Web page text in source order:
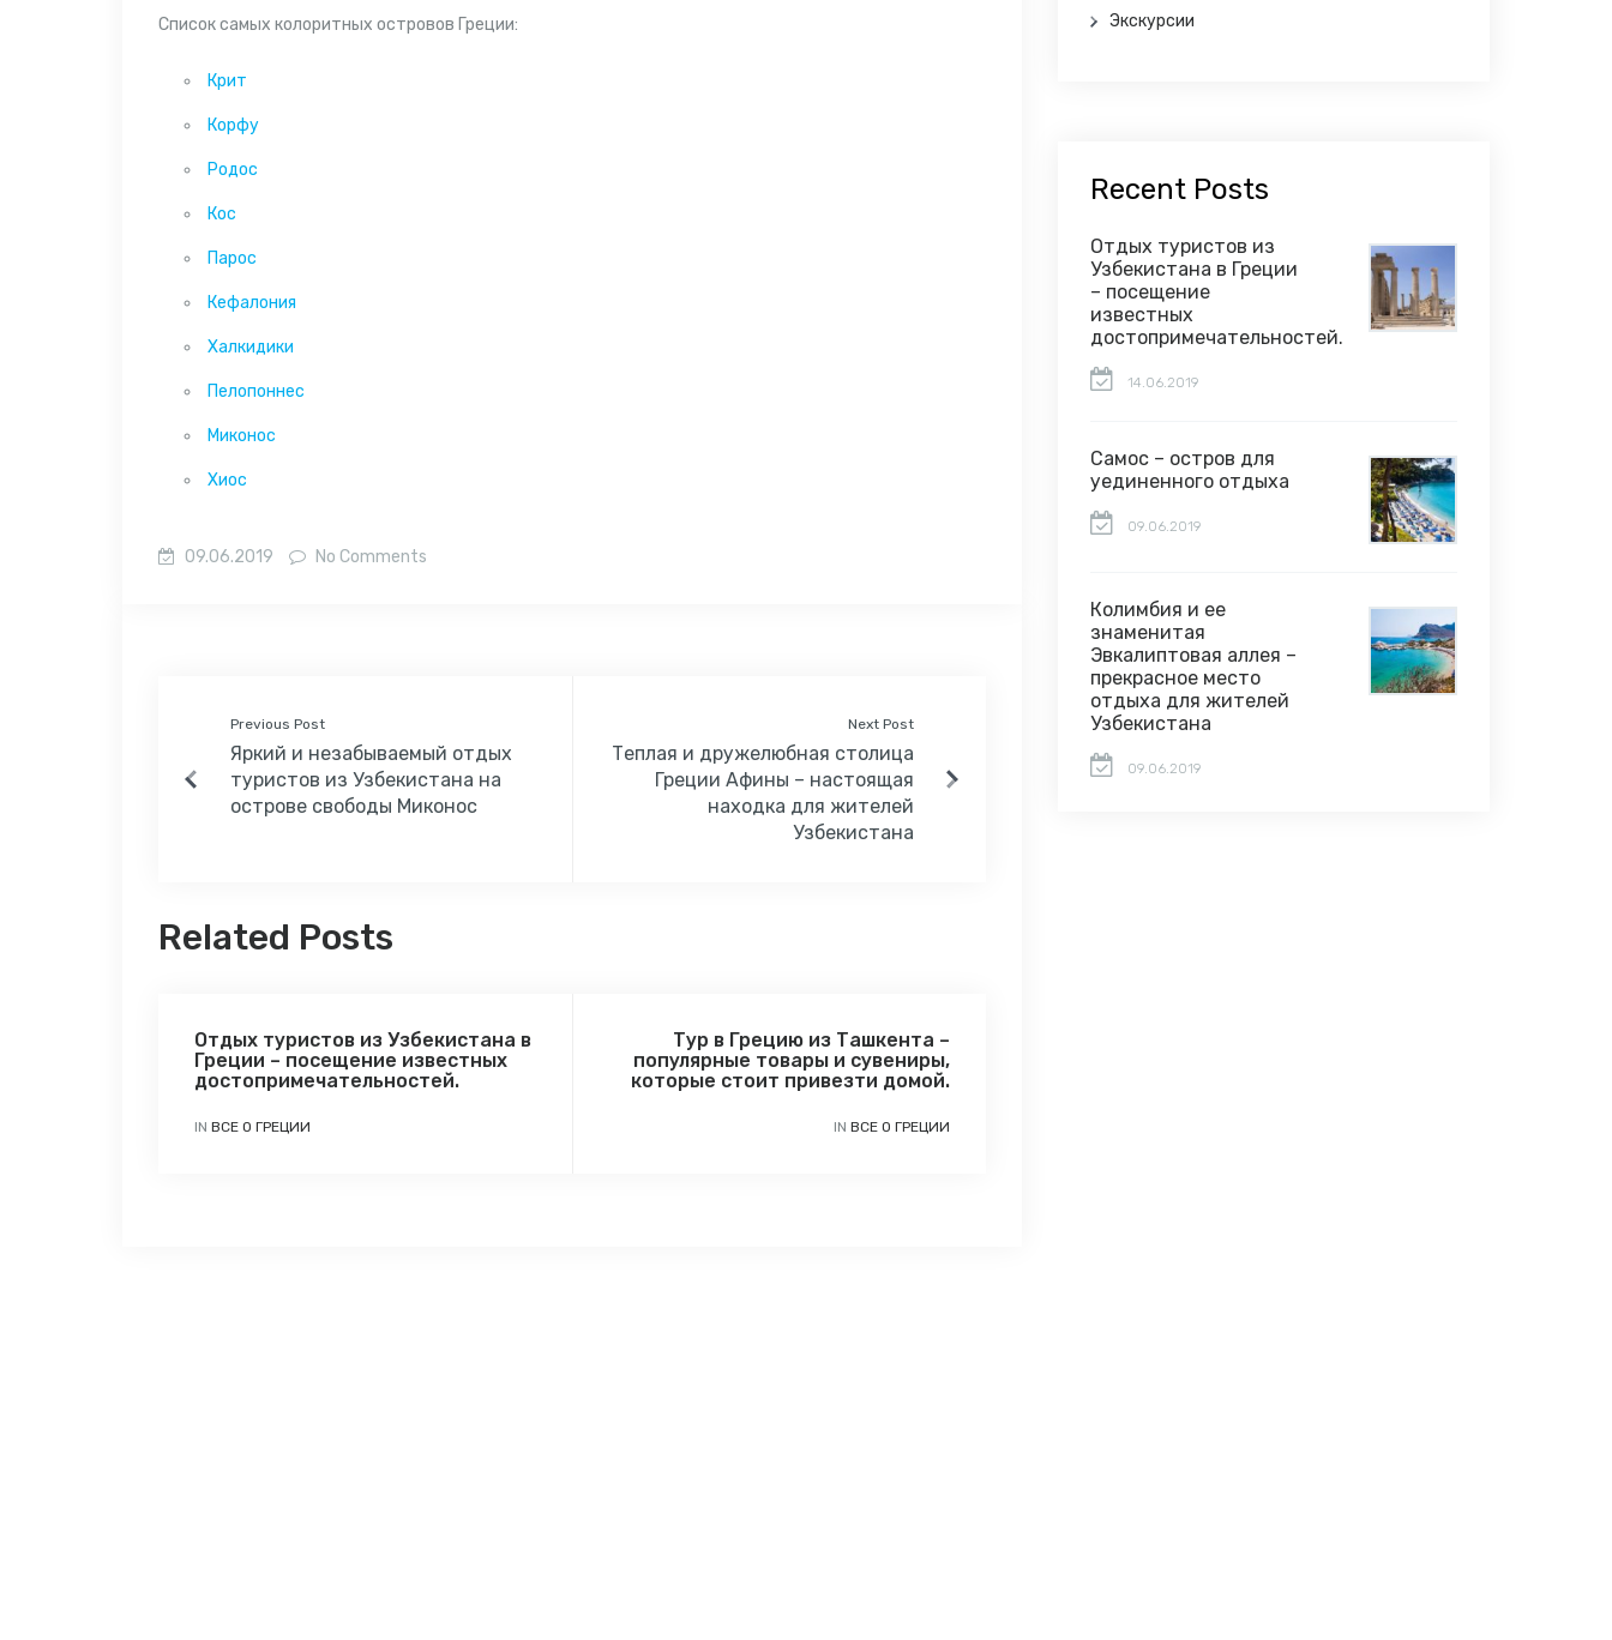
Список самых колоритных островов Греции:
Крит
Корфу
Родос
Кос
Парос
Кефалония
Халкидики
Пелопоннес
Миконос
Хиос
09.06.2019 No Comments
Previous Post
Яркий и незабываемый отдых
туристов из Узбекистана на
острове свободы Миконос
Next Post
Теплая и дружелюбная столица
Греции Афины – настоящая
находка для жителей
Узбекистана
Related Posts
Отдых туристов из Узбекистана в
Греции – посещение известных
достопримечательностей.
IN ВСЕ О ГРЕЦИИ
Тур в Грецию из Ташкента –
популярные товары и сувениры,
которые стоит привезти домой.
IN ВСЕ О ГРЕЦИИ
Экскурсии
Recent Posts
Отдых туристов из
Узбекистана в Греции
– посещение
известных
достопримечательностей.
14.06.2019
Самос – остров для
уединенного отдыха
09.06.2019
Колимбия и ее
знаменитая
Эвкалиптовая аллея –
прекрасное место
отдыха для жителей
Узбекистана
09.06.2019